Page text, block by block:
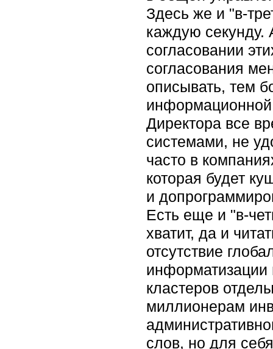
Здесь же и "в-
каждую секунду.
согласовании
согласования
описывать, тем
информационной
Директора все
системами, не
часто в
которая будет
и
Есть еще и "в-
хватит, да и
отсутствие
информатизации
кластеров
миллионерам
слов, но для